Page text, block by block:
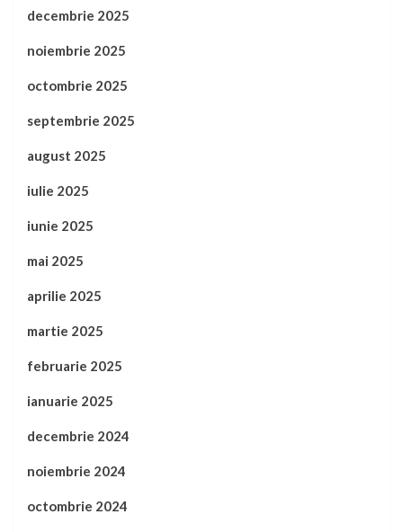
decembrie 2025
noiembrie 2025
octombrie 2025
septembrie 2025
august 2025
iulie 2025
iunie 2025
mai 2025
aprilie 2025
martie 2025
februarie 2025
ianuarie 2025
decembrie 2024
noiembrie 2024
octombrie 2024